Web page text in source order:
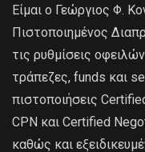
Είμαι ο Γεώργιος Φ.
Πιστοποιημένος
τις ρυθμίσεις
τράπεζες, funds και
πιστοποιήσεις
CPN και Certified
καθώς και